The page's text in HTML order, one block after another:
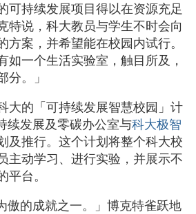
可持续发展项目得以在资源充足
特说，科大教员与学生不时会向
方案，并希望能在校园内试行。
如一个生活实验室，触目所及，
分。」
大的「可持续发展智慧校园」计
续发展及零碳办公室与科大极智
及推行。这个计划将整个科大校
主动学习、进行实验，并展示不
台。
傲的成就之一。」博克特雀跃地